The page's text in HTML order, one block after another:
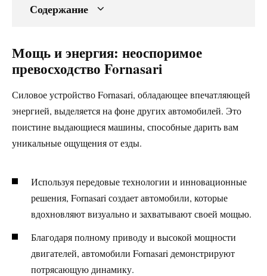
Содержание
Мощь и энергия: неоспоримое
превосходство Fornasari
Силовое устройство Fornasari, обладающее впечатляющей
энергией, выделяется на фоне других автомобилей. Это
поистине выдающиеся машины, способные дарить вам
уникальные ощущения от езды.
Используя передовые технологии и инновационные
решения, Fornasari создает автомобили, которые
вдохновляют визуально и захватывают своей мощью.
Благодаря полному приводу и высокой мощности
двигателей, автомобили Fornasari демонстрируют
потрясающую динамику.